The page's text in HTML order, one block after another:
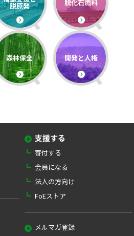
脱原発 脱化石燃料
森林保全 開発と人権
支援する
寄付する
会員になる
法人の方向け
FoEストア
メルマガ登録